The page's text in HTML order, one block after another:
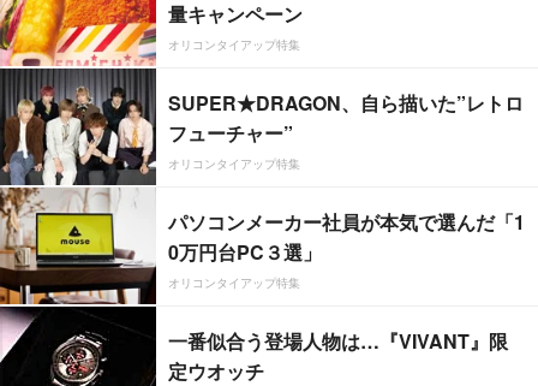
量キャンペーン
オリコンタイアップ特集
SUPER★DRAGON、自ら描いた”レトロ
フューチャー”
オリコンタイアップ特集
パソコンメーカー社員が本気で選んだ「1
0万円台PC３選」
オリコンタイアップ特集
一番似合う登場人物は…『VIVANT』限
定ウオッチ